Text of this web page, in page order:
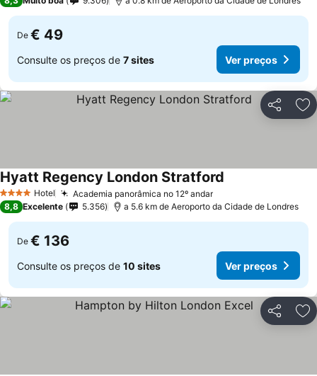
De € 49
Consulte os preços de 7 sites Ver preços
Partilhar
4 EstrelasHotel Academia panorâmica no 12º andarVer preços
Hyatt Regency London Stratford
8,8 Excelente 5.356 a 5.6 km de Aeroporto da Cidade de Londres
De € 136
Consulte os preços de 10 sites Ver preços
Partilhar